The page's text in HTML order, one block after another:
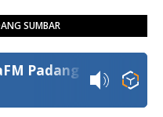
SUMBAR
Padang